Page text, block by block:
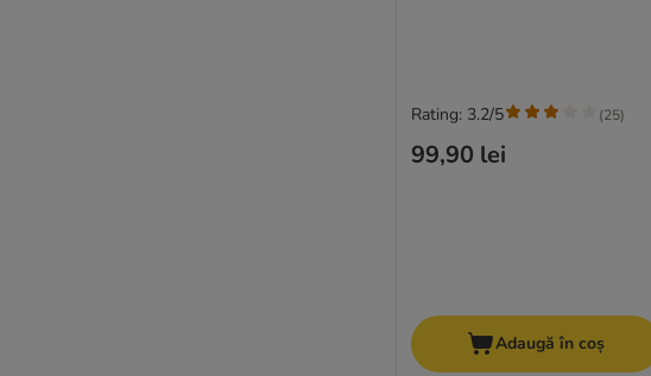
99,90 lei
Rating: 3.2/5 (25)
Adaugă în coș